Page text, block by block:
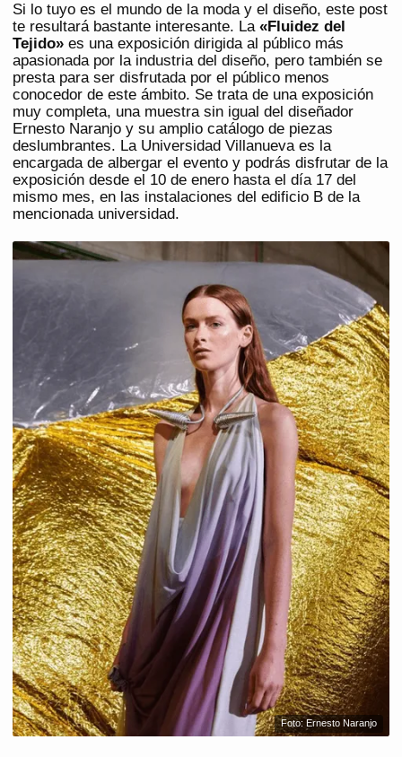
Si lo tuyo es el mundo de la moda y el diseño, este post
te resultará bastante interesante. La «Fluidez del
Tejido» es una exposición dirigida al público más
apasionada por la industria del diseño, pero también se
presta para ser disfrutada por el público menos
conocedor de este ámbito. Se trata de una exposición
muy completa, una muestra sin igual del diseñador
Ernesto Naranjo y su amplio catálogo de piezas
deslumbrantes. La Universidad Villanueva es la
encargada de albergar el evento y podrás disfrutar de la
exposición desde el 10 de enero hasta el día 17 del
mismo mes, en las instalaciones del edificio B de la
mencionada universidad.
Foto: Ernesto Naranjo